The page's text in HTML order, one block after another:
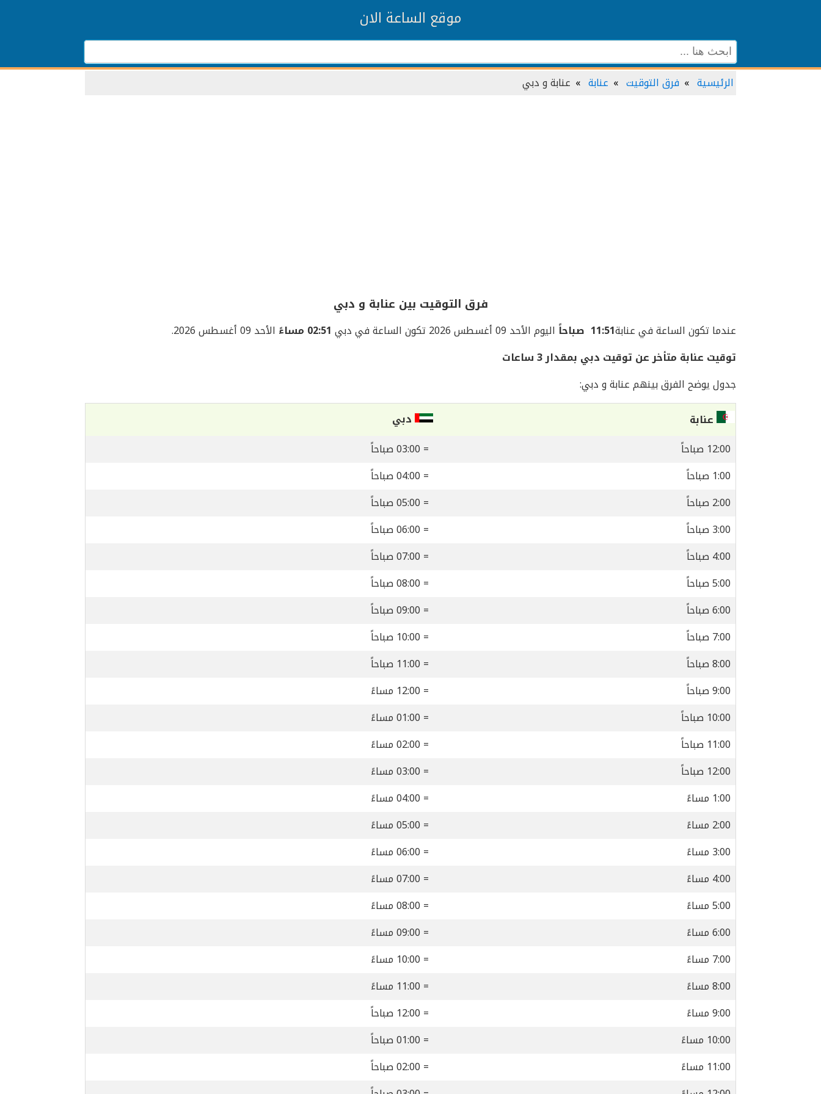
موقع الساعة الان
الرئيسية فرق التوقيت عنابة‎ عنابة‎ و دبي
فرق التوقيت بين عنابة‎ و دبي
عندما تكون الساعة في عنابة‎11:51 صباحاً اليوم الأحد 09 أغسطس 2026 تكون الساعة في دبي 02:51 مساءً
الأحد 09 أغسطس 2026.
توقيت عنابة‎ متأخر عن توقيت دبي بمقدار 3 ساعات
جدول يوضح الفرق بينهم عنابة‎ و دبي:
عنابة‎
دبي
12:00 صباحاً
= 03:00 صباحاً
1:00 صباحاً
= 04:00 صباحاً
2:00 صباحاً
= 05:00 صباحاً
3:00 صباحاً
= 06:00 صباحاً
4:00 صباحاً
= 07:00 صباحاً
5:00 صباحاً
= 08:00 صباحاً
6:00 صباحاً
= 09:00 صباحاً
7:00 صباحاً
= 10:00 صباحاً
8:00 صباحاً
= 11:00 صباحاً
9:00 صباحاً
= 12:00 مساءً
10:00 صباحاً
= 01:00 مساءً
11:00 صباحاً
= 02:00 مساءً
12:00 صباحاً
= 03:00 مساءً
1:00 مساءً
= 04:00 مساءً
2:00 مساءً
= 05:00 مساءً
3:00 مساءً
= 06:00 مساءً
4:00 مساءً
= 07:00 مساءً
5:00 مساءً
= 08:00 مساءً
6:00 مساءً
= 09:00 مساءً
7:00 مساءً
= 10:00 مساءً
8:00 مساءً
= 11:00 مساءً
9:00 مساءً
= 12:00 صباحاً
10:00 مساءً
= 01:00 صباحاً
11:00 مساءً
= 02:00 صباحاً